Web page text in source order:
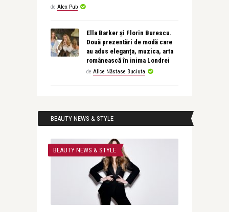
de Alex Pub
Ella Barker și Florin Burescu.
Două prezentări de modă care
au adus eleganța, muzica, arta
românească în inima Londrei
de Alice Năstase Buciuta
BEAUTY NEWS & STYLE
BEAUTY NEWS & STYLE